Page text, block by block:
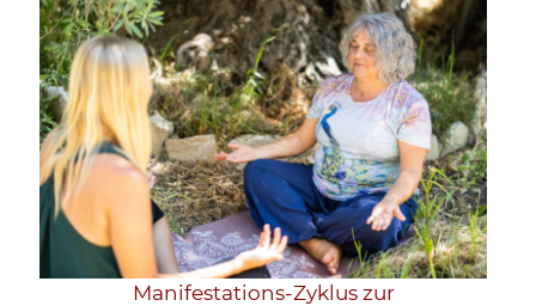
Manifestations-Zyklus zur